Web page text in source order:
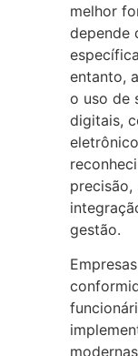
melhor
depende
entanto,
o uso de
digitais,
precisão,
gestão.